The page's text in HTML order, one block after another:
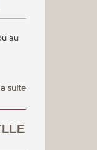
au
suite